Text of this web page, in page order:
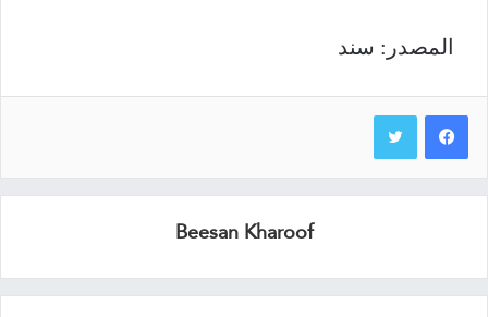
المصدر: سند
Beesan Kharoof